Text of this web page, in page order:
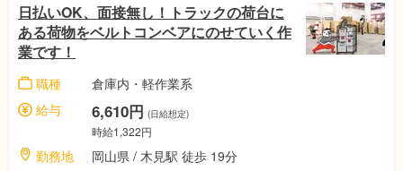
日払いOK、面接無し！トラックの荷台に
ある荷物をベルトコンベアにのせていく作
業です！
職種
倉庫内・軽作業系
給与
6,610円 (日給想定)
時給1,322円
勤務地
岡山県 / 木見駅 徒歩 19分